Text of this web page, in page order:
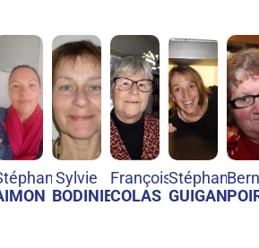
Sylvie
BODINIER
Françoise
COLAS
Stéphanie
GUIGAND